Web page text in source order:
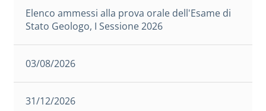
Elenco ammessi alla prova orale dell'Esame di
Stato Geologo, I Sessione 2026
03/08/2026
31/12/2026